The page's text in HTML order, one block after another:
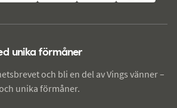
unika förmåner
och bli en del av Vings vänner –
unika förmåner.